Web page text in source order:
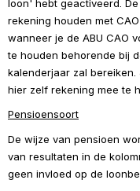
loon' hebt geactiveerd.
rekening houden met
wanneer je de ABU CAO
te houden behorende bij
kalenderjaar zal
hier zelf rekening mee te
Pensioensoort
De wijze van pensioen
van resultaten in de
geen invloed op de